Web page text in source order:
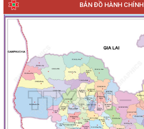
BẢN ĐỒ HÀNH CHÍNH